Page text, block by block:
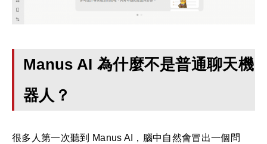
Manus AI 為什麼不是普通聊天機
器人？
很多人第一次聽到 Manus AI，腦中自然會冒出一個問